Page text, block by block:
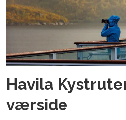
Havila
værside